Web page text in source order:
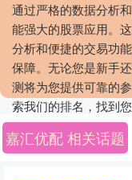
通过严格的数据分析
能强大的股票应用。
分析和便捷的交易功
保障。无论您是新手
测将为您提供可靠的
索我们的排名，找到
嘉汇优配 相关话题